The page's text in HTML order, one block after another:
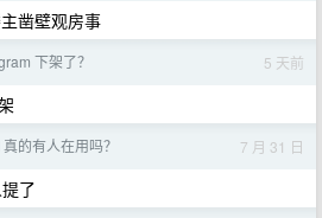
凿壁观房事
下架了？ 5 天前
真的有人在用吗？ 7 月 31 日
了